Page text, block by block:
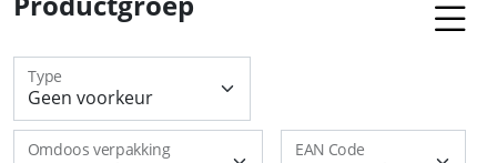
Type
Omdoos verpakking EAN Code